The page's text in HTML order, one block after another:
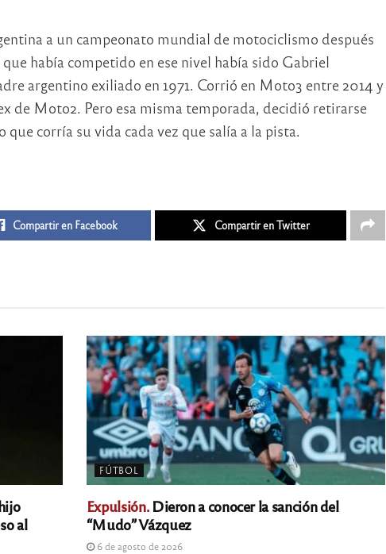
a un campeonato mundial de motociclismo después
había competido en ese nivel había sido Gabriel
argentino exiliado en 1971. Corrió en Moto3 entre 2014 y
de Moto2. Pero esa misma temporada, decidió retirarse
que corría su vida cada vez que salía a la pista.
Compartir en Facebook Compartir en Twitter
al
FÚTBOL
Expulsión.Dieron a conocer la sanción del
“Mudo” Vázquez
6 de agosto de 2026